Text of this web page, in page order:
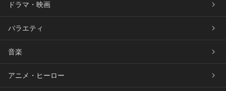
ドラマ・映画
バラエティ
音楽
アニメ・ヒーロー